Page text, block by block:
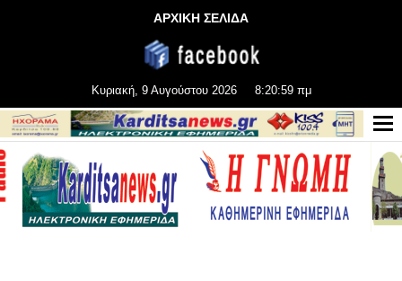
ΑΡΧΙΚΗ ΣΕΛΙΔΑ
Κυριακή, 9 Αυγούστου 2026 8:20:59 πμ